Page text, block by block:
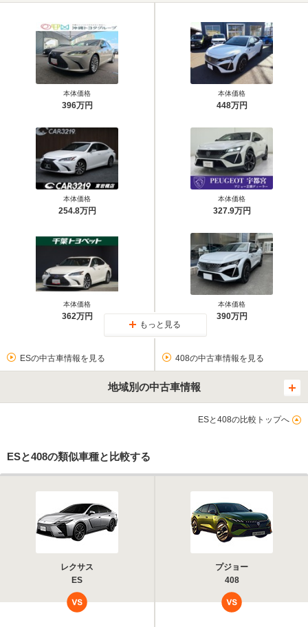
本体価格
396万円
本体価格
254.8万円
本体価格
362万円
本体価格
448万円
本体価格
327.9万円
本体価格
390万円
もっと見る
ESの中古車情報を見る 408の中古車情報を見る
地域別の中古車情報
ESと408の比較トップへ
ESと408の類似車種と比較する
レクサス
ES
プジョー
408